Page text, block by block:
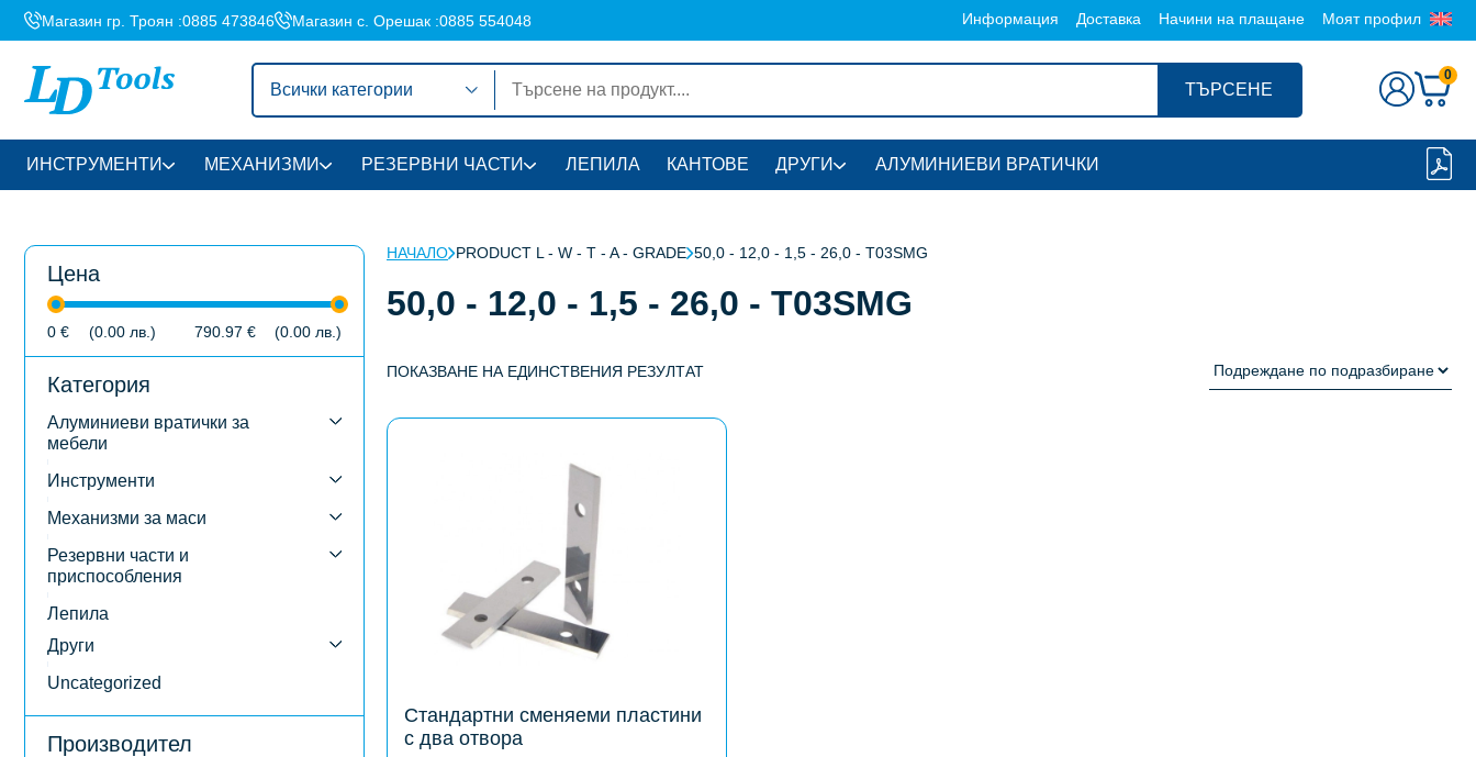
Магазин гр. Троян :0885 473846 Магазин с. Орешак :0885 554048 Информация Доставка Начини на плащане Моят профил
Всички категории ТЪРСЕНЕ
0
ИНСТРУМЕНТИ МЕХАНИЗМИ РЕЗЕРВНИ ЧАСТИ ЛЕПИЛА КАНТОВЕ ДРУГИ АЛУМИНИЕВИ ВРАТИЧКИ
НАЧАЛО PRODUCT L - W - T - A - GRADE 50,0 - 12,0 - 1,5 - 26,0 - T03SMG
50,0 - 12,0 - 1,5 - 26,0 - T03SMG
ПОКАЗВАНЕ НА ЕДИНСТВЕНИЯ РЕЗУЛТАТ
Стандартни сменяеми пластини
с два отвора
chosen
Цена
0 € (0.00 лв. ) 790.97 € (0.00 лв. )
Категория
Алуминиеви вратички за
мебели
Инструменти
Механизми за маси
Резервни части и
приспособления
Лепила
Други
Uncategorized
Производител